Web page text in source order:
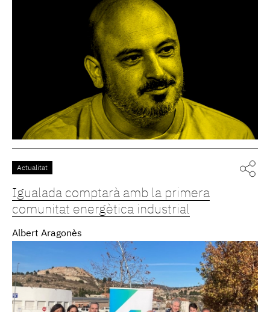
Actualitat
Igualada comptarà amb la primera
comunitat energètica industrial
Albert Aragonès